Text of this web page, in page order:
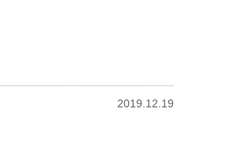
2019.12.19